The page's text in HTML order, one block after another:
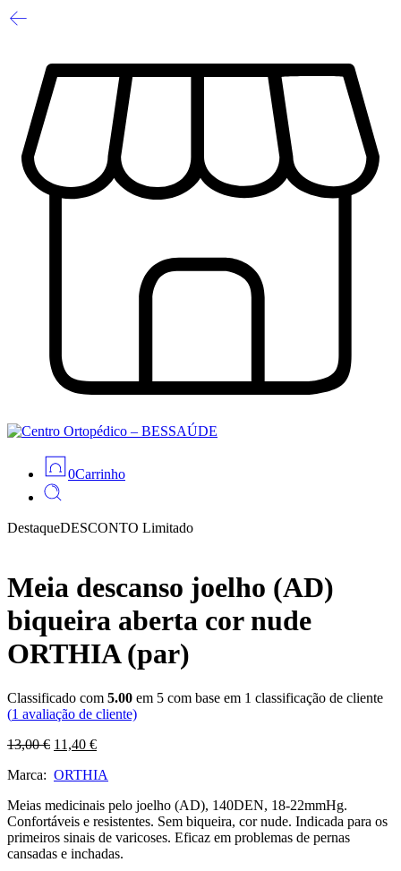
0Carrinho
DestaqueDESCONTO Limitado
Meia descanso joelho (AD)
biqueira aberta cor nude
ORTHIA (par)
Classificado com 5.00 em 5 com base em 1 classificação de cliente
(1 avaliação de cliente)
13,00€ O
original
13,00 €.
11,40 €O
atual
11,40 €.
Marca: ORTHIA
Meias medicinais pelo joelho (AD), 140DEN, 18-22mmHg.
Confortáveis e resistentes. Sem biqueira, cor nude. Indicada para os
primeiros sinais de varicoses. Eficaz em problemas de pernas
cansadas e inchadas.